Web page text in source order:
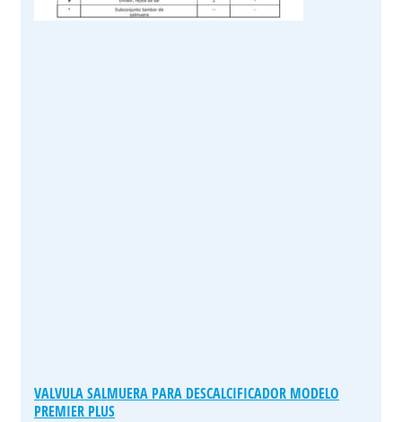
VALVULA SALMUERA PARA DESCALCIFICADOR MODELO
PREMIER PLUS